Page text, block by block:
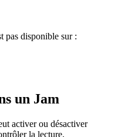
pas disponible sur :
un Jam
activer ou désactiver
la lecture.